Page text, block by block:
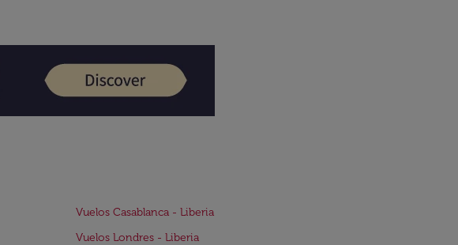
Vuelos Casablanca - Liberia
Vuelos Londres - Liberia